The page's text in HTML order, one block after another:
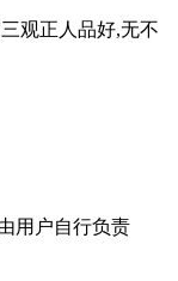
观正人品好,无不
用户自行负责